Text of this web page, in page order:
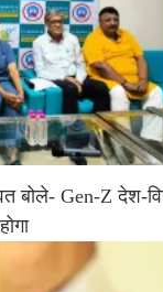
बोले- Gen-Z देश-